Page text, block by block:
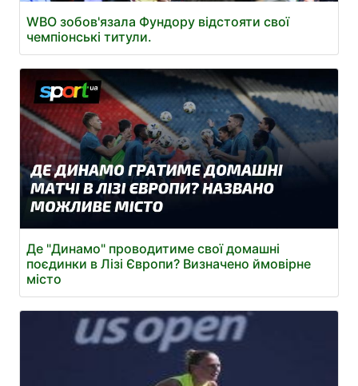
WBO зобов'язала Фундору відстояти свої
чемпіонські титули.
Де "Динамо" проводитиме свої домашні
поєдинки в Лізі Європи? Визначено ймовірне
місто